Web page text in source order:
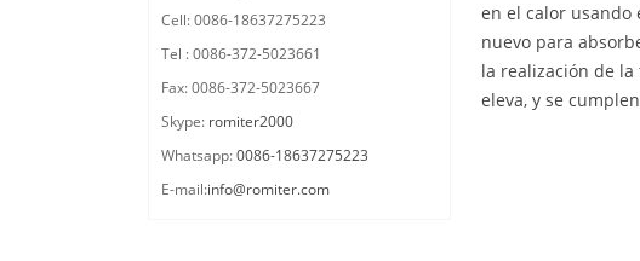
en el calor usando
nuevo para
la realización de
eleva, y se
Cell: 0086-18637275223
Tel : 0086-372-5023661
Fax: 0086-372-5023667
Skype: romiter2000
Whatsapp:0086-18637275223
E-mail:info@romiter.com